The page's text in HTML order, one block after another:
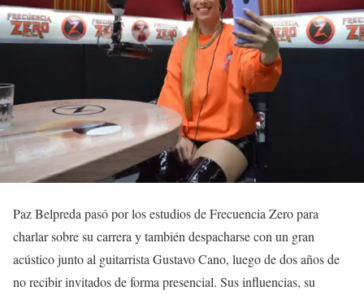
Paz Belpreda pasó por los estudios de Frecuencia Zero para
charlar sobre su carrera y también despacharse con un gran
acústico junto al guitarrista Gustavo Cano, luego de dos años de
no recibir invitados de forma presencial. Sus influencias, su